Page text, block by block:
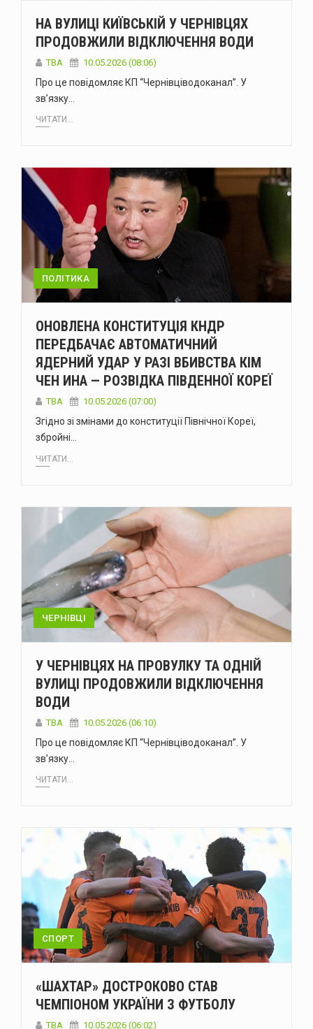
НА ВУЛИЦІ КИЇВСЬКІЙ У ЧЕРНІВЦЯХ
ПРОДОВЖИЛИ ВІДКЛЮЧЕННЯ ВОДИ
ТВА 10.05.2026 (08:06)
Про це повідомляє КП “Чернівціводоканал”. У
зв’язку…
ЧИТАТИ...
ПОЛІТИКА
ОНОВЛЕНА КОНСТИТУЦІЯ КНДР
ПЕРЕДБАЧАЄ АВТОМАТИЧНИЙ
ЯДЕРНИЙ УДАР У РАЗІ ВБИВСТВА КІМ
ЧЕН ИНА — РОЗВІДКА ПІВДЕННОЇ КОРЕЇ
ТВА 10.05.2026 (07:00)
Згідно зі змінами до конституції Північної Кореї,
збройні…
ЧИТАТИ...
ЧЕРНІВЦІ
У ЧЕРНІВЦЯХ НА ПРОВУЛКУ ТА ОДНІЙ
ВУЛИЦІ ПРОДОВЖИЛИ ВІДКЛЮЧЕННЯ
ВОДИ
ТВА 10.05.2026 (06:10)
Про це повідомляє КП “Чернівціводоканал”. У
зв’язку…
ЧИТАТИ...
СПОРТ
«ШАХТАР» ДОСТРОКОВО СТАВ
ЧЕМПІОНОМ УКРАЇНИ З ФУТБОЛУ
ТВА 10.05.2026 (06:02)